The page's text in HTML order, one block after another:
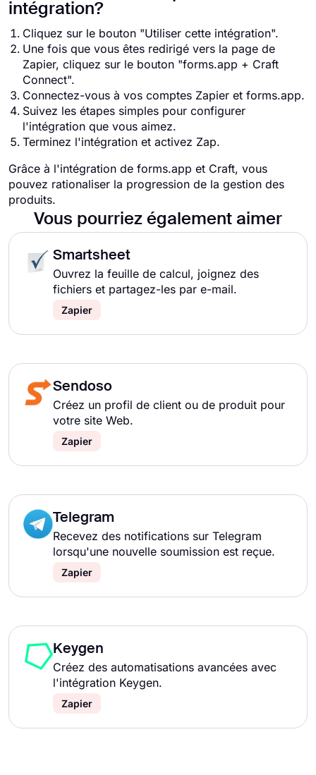
intégration?
Cliquez sur le bouton "Utiliser cette intégration".
Une fois que vous êtes redirigé vers la page de
Zapier, cliquez sur le bouton "forms.app + Craft
Connect".
Connectez-vous à vos comptes Zapier et forms.app.
Suivez les étapes simples pour configurer
l'intégration que vous aimez.
Terminez l'intégration et activez Zap.
Grâce à l'intégration de forms.app et Craft, vous
pouvez rationaliser la progression de la gestion des
produits.
Vous pourriez également aimer
Smartsheet
Ouvrez la feuille de calcul, joignez des
fichiers et partagez-les par e-mail.
Zapier
Sendoso
Créez un profil de client ou de produit pour
votre site Web.
Zapier
Telegram
Recevez des notifications sur Telegram
lorsqu'une nouvelle soumission est reçue.
Zapier
Keygen
Créez des automatisations avancées avec
l'intégration Keygen.
Zapier